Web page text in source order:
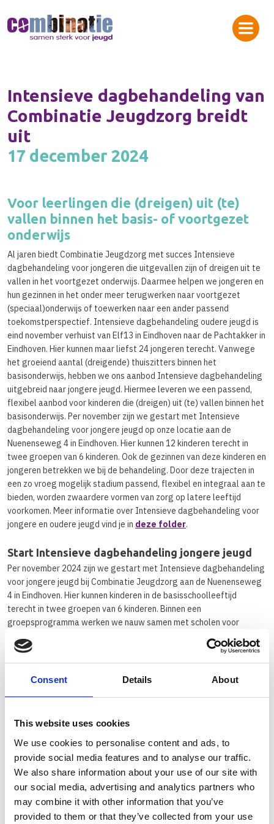
Consent Details About
This website uses cookies
We use cookies to personalise content and ads, to
provide social media features and to analyse our traffic.
We also share information about your use of our site with
our social media, advertising and analytics partners who
may combine it with other information that you’ve
provided to them or that they’ve collected from your use
Intensieve dagbehandeling van
Combinatie Jeugdzorg breidt
uit
17 december 2024
Voor leerlingen die (dreigen) uit (te)
vallen binnen het basis- of voortgezet
onderwijs
Al jaren biedt Combinatie Jeugdzorg met succes Intensieve
dagbehandeling voor jongeren die uitgevallen zijn of dreigen uit te
vallen in het voortgezet onderwijs. Daarmee helpen we jongeren en
hun gezinnen in het onder meer terugwerken naar voortgezet
(speciaal)onderwijs of toewerken naar een ander passend
toekomstperspectief. Intensieve dagbehandeling oudere jeugd is
eind november verhuist van Elf13 in Eindhoven naar de Pachtakker in
Eindhoven. Hier kunnen maar liefst 24 jongeren terecht. Vanwege
het groeiend aantal (dreigende) thuiszitters binnen het
basisonderwijs, hebben we ons aanbod Intensieve dagbehandeling
uitgebreid naar jongere jeugd. Hiermee leveren we een passend,
flexibel aanbod voor kinderen die (dreigen) uit (te) vallen binnen het
basisonderwijs. Per november zijn we gestart met Intensieve
dagbehandeling voor jongere jeugd op onze locatie aan de
Nuenenseweg 4 in Eindhoven. Hier kunnen 12 kinderen terecht in
twee groepen van 6 kinderen. Ook de gezinnen van deze kinderen en
jongeren betrekken we bij de behandeling. Door deze trajecten in
een zo vroeg mogelijk stadium passend, flexibel en integraal aan te
bieden, worden zwaardere vormen van zorg op latere leeftijd
voorkomen. Meer informatie over Intensieve dagbehandeling voor
jongere en oudere jeugd vind je in deze folder.
Start Intensieve dagbehandeling jongere jeugd
Per november 2024 zijn we gestart met Intensieve dagbehandeling
voor jongere jeugd bij Combinatie Jeugdzorg aan de Nuenenseweg
4 in Eindhoven. Hier kunnen kinderen in de basisschoolleeftijd
terecht in twee groepen van 6 kinderen. Binnen een
groepsprogramma werken we nauw samen met scholen voor
(speciaal) basisonderwijs. Samen met ouders en kinderen werken
we stap voor stap aan herstel en vooruitgang. We leggen de nadruk
op ieders unieke mogelijkheden en versterken zo het
zelfvertrouwen, zodat er weer ruimte ontstaat voor een positieve
mogelijk stadium passend, flexibel en integraal aan te bieden,
worden zwaardere vormen van zorg op latere leeftijd voorkomen.
Verhuizing en uitbreiding Intensieve
dagbehandeling oudere jeugd
Intensieve dagbehandeling oudere jeugd gaat eind november
verhuizen van Elf13 in Eindhoven naar Pachtakker 2 in Eindhoven.